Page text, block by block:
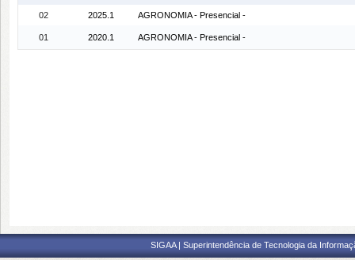
02 2025.1 AGRONOMIA - Presencial -
01 2020.1 AGRONOMIA - Presencial -
SIGAA | Superintendência de Tecnologia da